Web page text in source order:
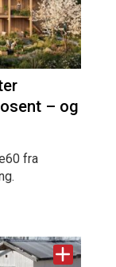
– og
fra